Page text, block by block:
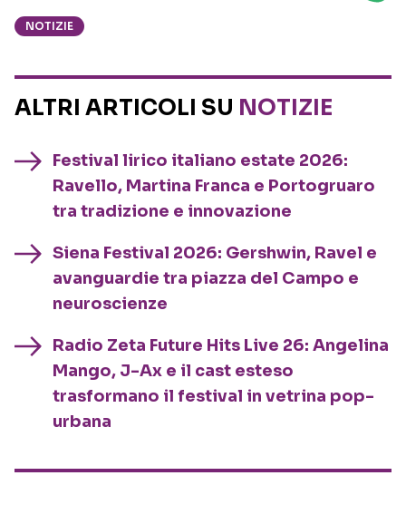
NOTIZIE
ALTRI ARTICOLI SU NOTIZIE
Festival lirico italiano estate 2026:
Ravello, Martina Franca e Portogruaro
tra tradizione e innovazione
Siena Festival 2026: Gershwin, Ravel e
avanguardie tra piazza del Campo e
neuroscienze
Radio Zeta Future Hits Live 26: Angelina
Mango, J-Ax e il cast esteso
trasformano il festival in vetrina pop-
urbana